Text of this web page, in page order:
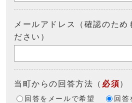
メールアドレス（確認のため
ださい）
当町からの回答方法 （ 必須）
回答をメールで希望 回